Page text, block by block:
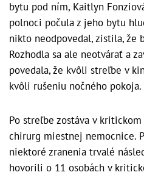
bytu pod ním, Kaitlyn
polnoci počula z jeho bytu
nikto neodpovedal, zistila, že
Rozhodla sa ale neotvárať a
povedala, že kvôli streľbe v
kvôli rušeniu nočného pokoja.
Po streľbe zostáva v
chirurg miestnej nemocnice.
niektoré zranenia trvalé
hovorili o 11 osobách v